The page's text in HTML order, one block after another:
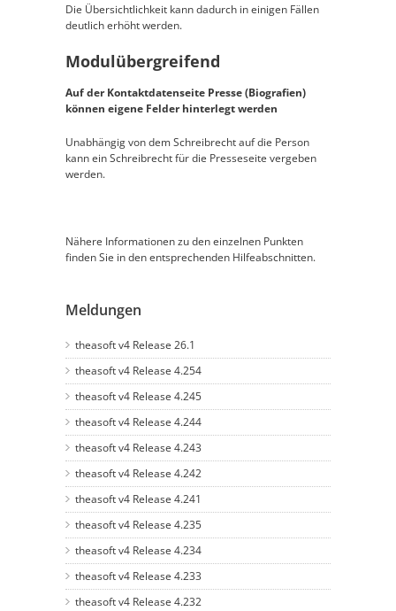
Die Übersichtlichkeit kann dadurch in einigen Fällen
deutlich erhöht werden.
Modulübergreifend
Auf der Kontaktdatenseite Presse (Biografien)
können eigene Felder hinterlegt werden
Unabhängig von dem Schreibrecht auf die Person
kann ein Schreibrecht für die Presseseite vergeben
werden.
Nähere Informationen zu den einzelnen Punkten
finden Sie in den entsprechenden Hilfeabschnitten.
Meldungen
theasoft v4 Release 26.1
theasoft v4 Release 4.254
theasoft v4 Release 4.245
theasoft v4 Release 4.244
theasoft v4 Release 4.243
theasoft v4 Release 4.242
theasoft v4 Release 4.241
theasoft v4 Release 4.235
theasoft v4 Release 4.234
theasoft v4 Release 4.233
theasoft v4 Release 4.232